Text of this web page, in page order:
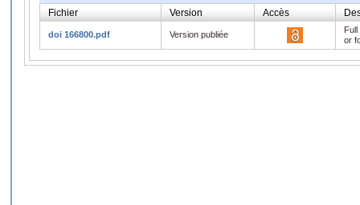
Fichier Version Accès
doi 166800.pdf Version publiée
or